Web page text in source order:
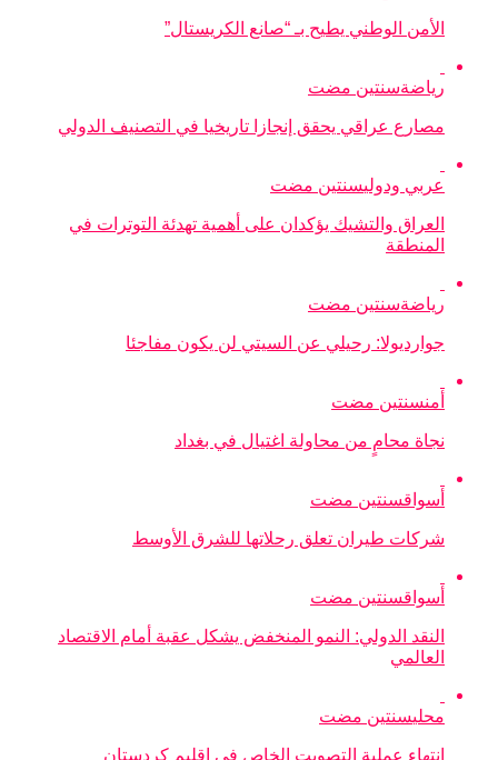
الأمن الوطني يطيح بـ “صانع الكريستال”
رياضةسنتين مضت
مصارع عراقي يحقق إنجازا تاريخيا في التصنيف الدولي
عربي ودوليسنتين مضت
العراق والتشيك يؤكدان على أهمية تهدئة التوترات في
المنطقة
رياضةسنتين مضت
جوارديولا: رحيلي عن السيتي لن يكون مفاجئا
أمنسنتين مضت
نجاة محامٍ من محاولة اغتيال في بغداد
أسواقسنتين مضت
شركات طيران تعلق رحلاتها للشرق الأوسط
أسواقسنتين مضت
النقد الدولي: النمو المنخفض يشكل عقبة أمام الاقتصاد
العالمي
محليسنتين مضت
انتهاء عملية التصويت الخاص في إقليم كردستان